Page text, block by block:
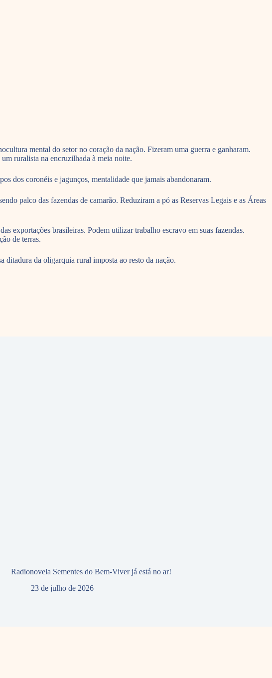
mental do setor no coração da nação. Fizeram uma guerra e ganharam.
ruralista na encruzilhada à meia noite.
dos coronéis e jagunços, mentalidade que jamais abandonaram.
palco das fazendas de camarão. Reduziram a pó as Reservas Legais e as Áreas
exportações brasileiras. Podem utilizar trabalho escravo em suas fazendas.
de terras.
ditadura da oligarquia rural imposta ao resto da nação.
Radionovela Sementes do Bem-Viver já está no ar!
23 de julho de 2026